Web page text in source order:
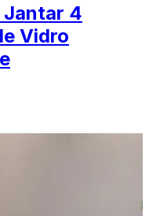
Jantar 4
Vidro